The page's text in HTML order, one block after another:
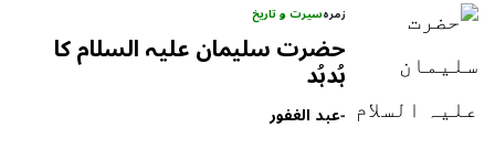
زمرہسیرت و تاریخ
حضرت سلیمان علیہ السلام کا
ہُدہُد
-عبد الغفور